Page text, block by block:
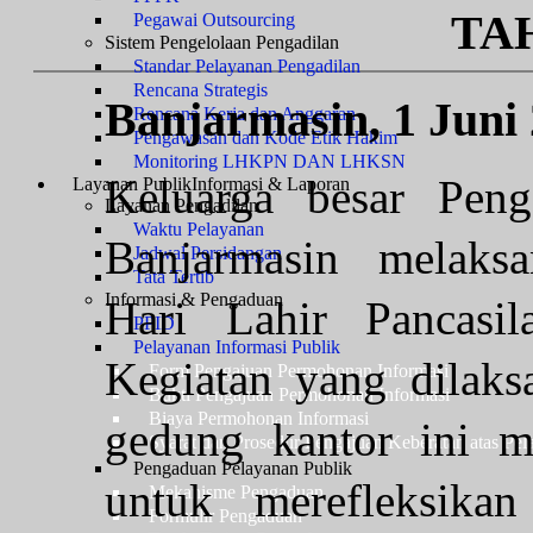
Pegawai Outsourcing
Sistem Pengelolaan Pengadilan
Standar Pelayanan Pengadilan
Rencana Strategis
Rencana Kerja dan Anggaran
Pengawasan dan Kode Etik Hakim
Monitoring LHKPN DAN LHKSN
Layanan PublikInformasi & Laporan
Layanan Pengadilan
Waktu Pelayanan
Jadwal Persidangan
Tata Tertib
Informasi & Pengaduan
PPID
Pelayanan Informasi Publik
Form Pengajuan Permohonan Informasi
Bukti Pengajuan Permohonan Informasi
Biaya Permohonan Informasi
Syarat dan Prosedur Pengajuan Keberatan atas
Pengaduan Pelayanan Publik
Mekanisme Pengaduan
Formulir Pengaduan
Banjarmasin, 1 Juni
Keluarga besar
Banjarmasin m
Hari Lahir
Kegiatan yang
gedung kantor ini
untuk